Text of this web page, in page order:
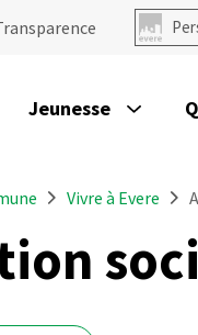
Jeunesse
Vivre à Evere